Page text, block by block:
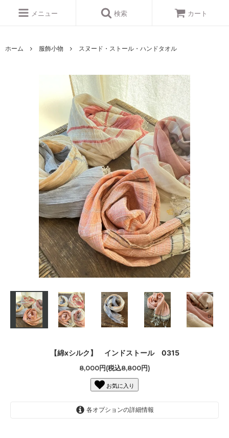
メニュー 検索 カート
ホーム 服飾小物 スヌード・ストール・ハンドタオル
【綿xシルク】 インドストール 0315
8,000円(税込8,800円)
お気に入り
各オプションの詳細情報